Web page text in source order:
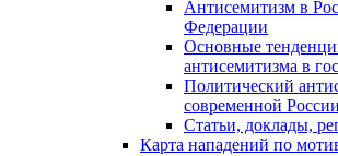
Антисемитизм в
Федерации
Основные
антисемитизма в
Политический
современной России
Статьи, доклады,
Карта нападений по